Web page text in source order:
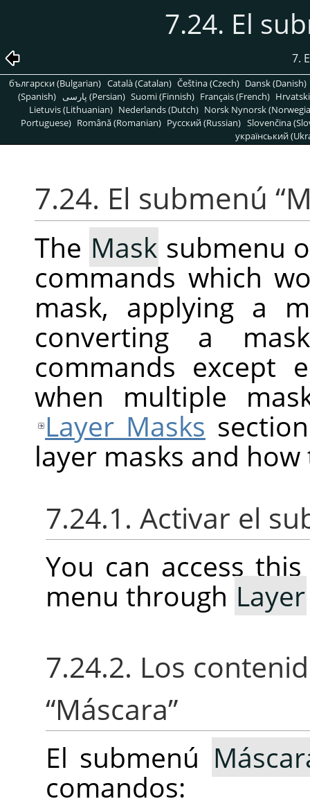
7.24. El
7.
български (Bulgarian) Català (Catalan) Čeština (Czech) Dansk (Danish)
(Spanish)
پارسی (Persian) Suomi (Finnish) Français (French)
Lietuvis (Lithuanian) Nederlands (Dutch) Norsk Nynorsk
Portuguese) Română (Romanian) Pусский (Russian) Slovenčina
український
7.24. El submenú “
The Mask submenu
commands which
mask, applying a
converting a
commands except
when multiple
Layer Masks
layer masks and
7.24.1. Activar el
You can access
menu through Layer
7.24.2. Los
“Máscara”
El submenú
comandos: